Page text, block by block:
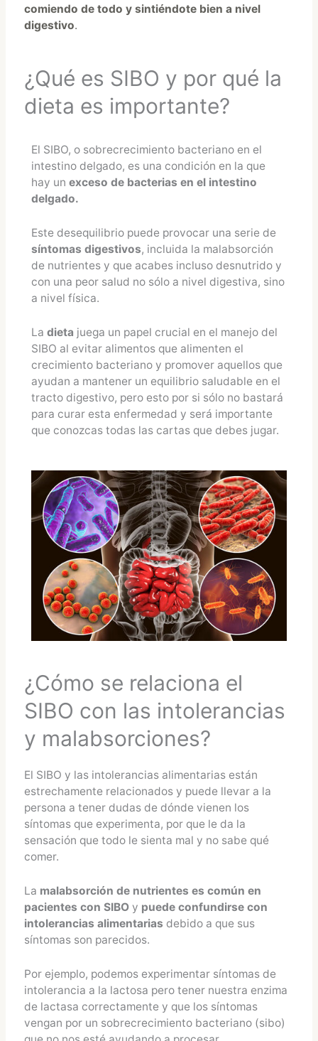
comiendo de todo y sintiéndote bien a nivel
digestivo.
¿Qué es SIBO y por qué la
dieta es importante?
El SIBO, o sobrecrecimiento bacteriano en el
intestino delgado, es una condición en la que
hay un exceso de bacterias en el intestino
delgado.
Este desequilibrio puede provocar una serie de
síntomas digestivos, incluida la malabsorción
de nutrientes y que acabes incluso desnutrido y
con una peor salud no sólo a nivel digestiva, sino
a nivel física.
La dieta juega un papel crucial en el manejo del
SIBO al evitar alimentos que alimenten el
crecimiento bacteriano y promover aquellos que
ayudan a mantener un equilibrio saludable en el
tracto digestivo, pero esto por si sólo no bastará
para curar esta enfermedad y será importante
que conozcas todas las cartas que debes jugar.
¿Cómo se relaciona el
SIBO con las intolerancias
y malabsorciones?
El SIBO y las intolerancias alimentarias están
estrechamente relacionados y puede llevar a la
persona a tener dudas de dónde vienen los
síntomas que experimenta, por que le da la
sensación que todo le sienta mal y no sabe qué
comer.
La malabsorción de nutrientes es común en
pacientes con SIBOy puede confundirse con
intolerancias alimentarias debido a que sus
síntomas son parecidos.
Por ejemplo, podemos experimentar síntomas de
intolerancia a la lactosa pero tener nuestra enzima
de lactasa correctamente y que los síntomas
vengan por un sobrecrecimiento bacteriano (sibo)